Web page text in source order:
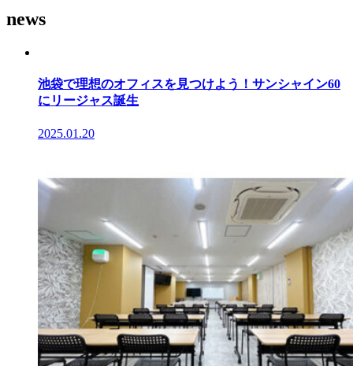
news
池袋で理想のオフィスを見つけよう！サンシャイン60
にリージャス誕生
2025.01.20